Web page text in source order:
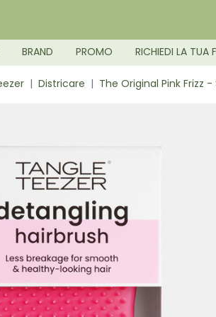
BRAND PROMO RICHIEDI LA TUA
Districare The Original Pink Frizz